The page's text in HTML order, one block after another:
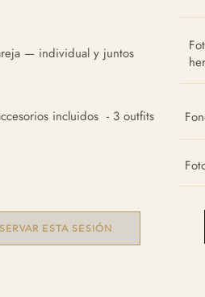
— individual y juntos
incluidos - 3 outfits
ESTA SESIÓN